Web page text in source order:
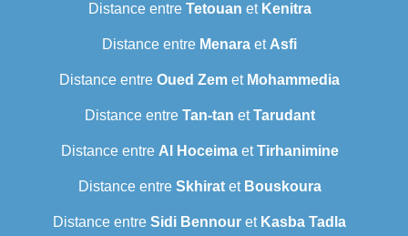
Distance entre Tetouan et Kenitra
Distance entre Menara et Asfi
Distance entre Oued Zem et Mohammedia
Distance entre Tan-tan etTarudant
Distance entre Al HoceimaetTirhanimine
Distance entre Skhiratet Bouskoura
Distance entre Sidi Bennour et Kasba Tadla